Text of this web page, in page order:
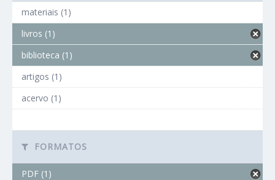
materiais (1)
livros (1)
biblioteca (1)
artigos (1)
acervo (1)
FORMATOS
PDF (1)